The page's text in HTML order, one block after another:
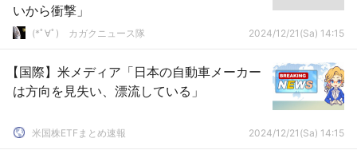
いから衝撃」
(*ﾟ∀ﾟ)ゞカガクニュース隊 2024/12/21(Sa) 14:15
【国際】米メディア「日本の自動車メーカー
は方向を見失い、漂流している」
米国株ETFまとめ速報 2024/12/21(Sa) 14:15